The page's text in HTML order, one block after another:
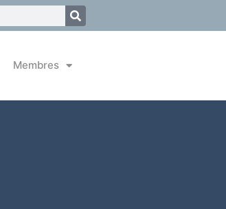
Membres